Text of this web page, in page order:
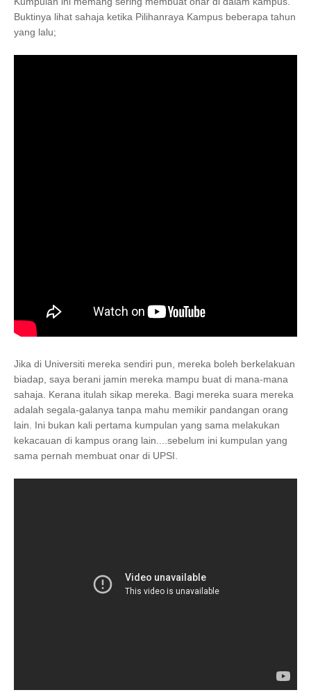
Buktinya lihat sahaja ketika Pilihanraya Kampus beberapa tahun
yang lalu;
Jika di Universiti mereka sendiri pun, mereka boleh berkelakuan
biadap, saya berani jamin mereka mampu buat di mana-mana
sahaja. Kerana itulah sikap mereka. Bagi mereka suara mereka
adalah segala-galanya tanpa mahu memikir pandangan orang
lain. Ini bukan kali pertama kumpulan yang sama melakukan
kekacauan di kampus orang lain....sebelum ini kumpulan yang
sama pernah membuat onar di UPSI.